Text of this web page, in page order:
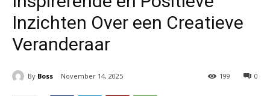
Inzichten Over een Creatieve
Veranderaar
By Boss November 14, 2025 0
199